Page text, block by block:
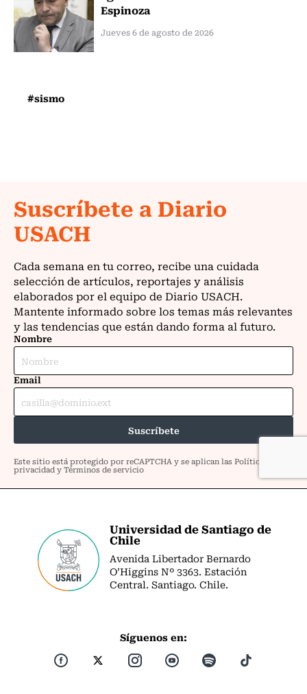
Espinoza
Jueves 6 de agosto de 2026
#sismo
Universidad de Santiago de
Chile
Avenida Libertador Bernardo
O’Higgins Nº 3363. Estación
Central. Santiago. Chile.
Síguenos en: